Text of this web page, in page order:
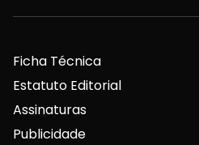
Ficha Técnica
Estatuto Editorial
Assinaturas
Publicidade